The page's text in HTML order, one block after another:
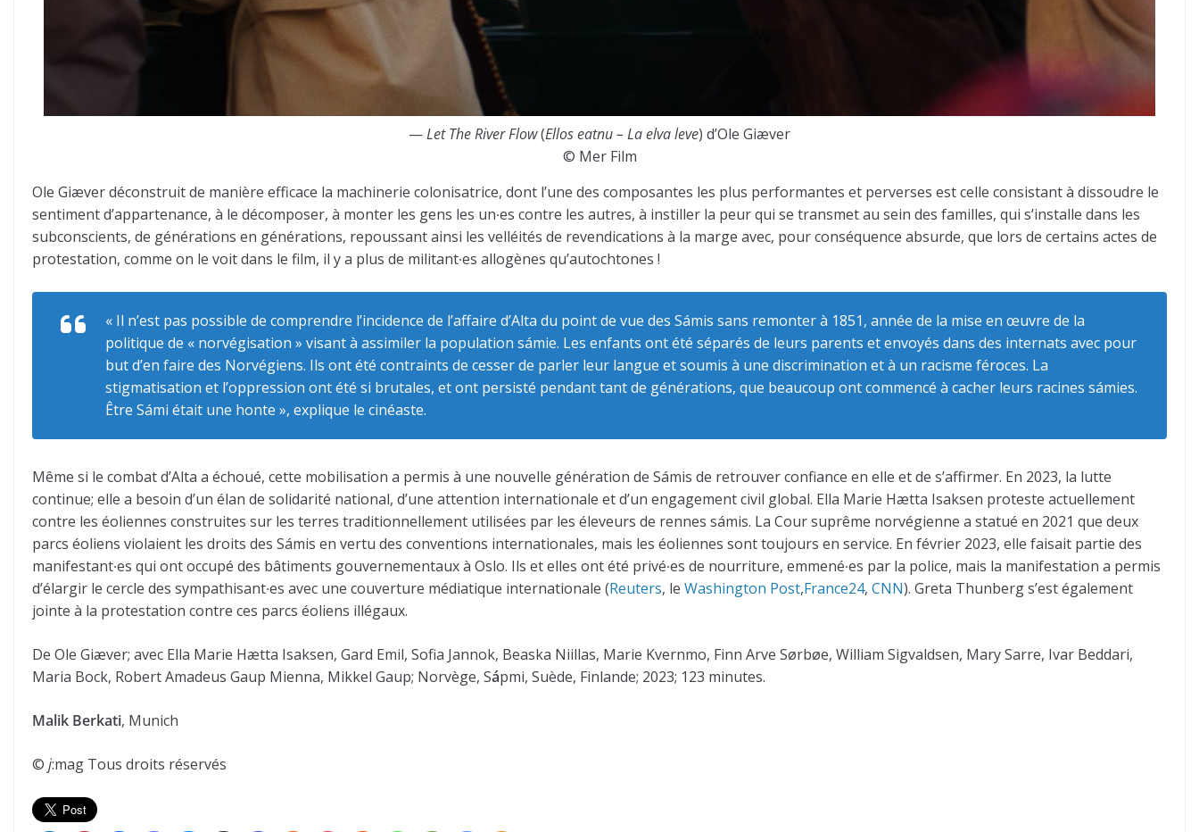
—Let The River Flow(Ellos eatnu – La elva leve) d’Ole Giæver
© Mer Film
Ole Giæver déconstruit de manière efficace la machinerie colonisatrice, dont l’une des composantes les plus performantes et perverses est celle consistant à dissoudre le
sentiment d’appartenance, à le décomposer, à monter les gens les un∙es contre les autres, à instiller la peur qui se transmet au sein des familles, qui s’installe dans les
subconscients, de générations en générations, repoussant ainsi les velléités de revendications à la marge avec, pour conséquence absurde, que lors de certains actes de
protestation, comme on le voit dans le film, il y a plus de militant∙es allogènes qu’autochtones !
« Il n’est pas possible de comprendre l’incidence de l’affaire d’Alta du point de vue des Sámis sans remonter à 1851, année de la mise en œuvre de la
politique de « norvégisation » visant à assimiler la population sámie. Les enfants ont été séparés de leurs parents et envoyés dans des internats avec pour
but d’en faire des Norvégiens. Ils ont été contraints de cesser de parler leur langue et soumis à une discrimination et à un racisme féroces. La
stigmatisation et l’oppression ont été si brutales, et ont persisté pendant tant de générations, que beaucoup ont commencé à cacher leurs racines sámies.
Être Sámi était une honte », explique le cinéaste.
Même si le combat d’Alta a échoué, cette mobilisation a permis à une nouvelle génération de Sámis de retrouver confiance en elle et de s’affirmer. En 2023, la lutte
continue; elle a besoin d’un élan de solidarité national, d’une attention internationale et d’un engagement civil global. Ella Marie Hætta Isaksen proteste actuellement
contre les éoliennes construites sur les terres traditionnellement utilisées par les éleveurs de rennes sámis. La Cour suprême norvégienne a statué en 2021 que deux
parcs éoliens violaient les droits des Sámis en vertu des conventions internationales, mais les éoliennes sont toujours en service. En février 2023, elle faisait partie des
manifestant∙es qui ont occupé des bâtiments gouvernementaux à Oslo. Ils et elles ont été privé∙es de nourriture, emmené∙es par la police, mais la manifestation a permis
d’élargir le cercle des sympathisant∙es avec une couverture médiatique internationale (Reuters, le Washington Post,France24, CNN). Greta Thunberg s’est également
jointe à la protestation contre ces parcs éoliens illégaux.
De Ole Giæver; avec Ella Marie Hætta Isaksen, Gard Emil, Sofia Jannok, Beaska Niillas, Marie Kvernmo, Finn Arve Sørbøe, William Sigvaldsen, Mary Sarre, Ivar Beddari,
Maria Bock, Robert Amadeus Gaup Mienna, Mikkel Gaup; Norvège, Sápmi, Suède, Finlande; 2023; 123 minutes.
Malik Berkati, Munich
© j:mag Tous droits réservés